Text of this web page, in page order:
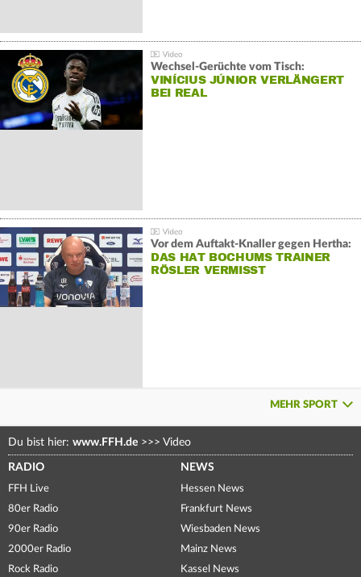
Wechsel-Gerüchte vom Tisch:
VINÍCIUS JÚNIOR VERLÄNGERT
BEI REAL
Vor dem Auftakt-Knaller gegen Hertha:
DAS HAT BOCHUMS TRAINER
RÖSLER VERMISST
MEHR SPORT
Du bist hier: www.FFH.de >>> Video
RADIO
FFH Live
80er Radio
90er Radio
2000er Radio
Rock Radio
NEWS
Hessen News
Frankfurt News
Wiesbaden News
Mainz News
Kassel News